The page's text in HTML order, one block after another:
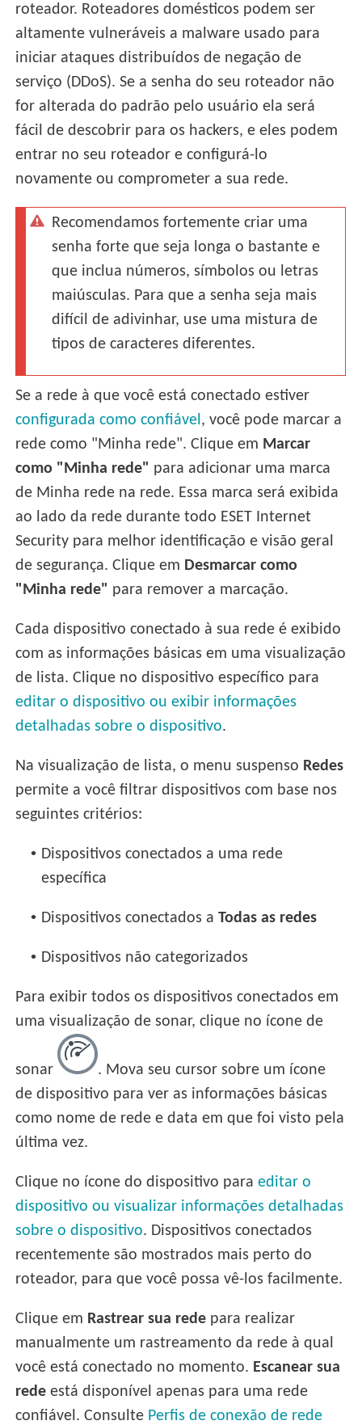
roteador. Roteadores domésticos podem ser
altamente vulneráveis a malware usado para
iniciar ataques distribuídos de negação de
serviço (DDoS). Se a senha do seu roteador não
for alterada do padrão pelo usuário ela será
fácil de descobrir para os hackers, e eles podem
entrar no seu roteador e configurá-lo
novamente ou comprometer a sua rede.
Recomendamos fortemente criar uma
senha forte que seja longa o bastante e
que inclua números, símbolos ou letras
maiúsculas. Para que a senha seja mais
difícil de adivinhar, use uma mistura de
tipos de caracteres diferentes.
Se a rede à que você está conectado estiver
configurada como confiável , você pode marcar a
rede como "Minha rede". Clique em Marcar
como "Minha rede" para adicionar uma marca
de Minha rede na rede. Essa marca será exibida
ao lado da rede durante todo ESET Internet
Security para melhor identificação e visão geral
de segurança. Clique em Desmarcar como
"Minha rede" para remover a marcação.
Cada dispositivo conectado à sua rede é exibido
com as informações básicas em uma visualização
de lista. Clique no dispositivo específico para
editar o dispositivo ou exibir informações
detalhadas sobre o dispositivo.
Na visualização de lista, o menu suspenso Redes
permite a você filtrar dispositivos com base nos
seguintes critérios:
• Dispositivos conectados a uma rede
específica
• Dispositivos conectados aTodas as redes
• Dispositivos não categorizados
Para exibir todos os dispositivos conectados em
uma visualização de sonar, clique no ícone de
sonar
. Mova seu cursor sobre um ícone
de dispositivo para ver as informações básicas
como nome de rede e data em que foi visto pela
última vez.
Clique no ícone do dispositivo paraeditar o
dispositivo ou visualizar informações detalhadas
sobre o dispositivo. Dispositivos conectados
recentemente são mostrados mais perto do
roteador, para que você possa vê-los facilmente.
Clique em Rastrear sua rede para realizar
manualmente um rastreamento da rede à qual
você está conectado no momento. Escanear sua
rede está disponível apenas para uma rede
confiável. Consulte Perfis de conexão de rede